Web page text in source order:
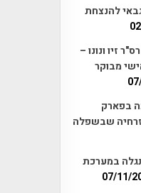
להנצחת
זיו ונונו –
מבוקר
בפארק
שבשפלה
במערכת
07/11/